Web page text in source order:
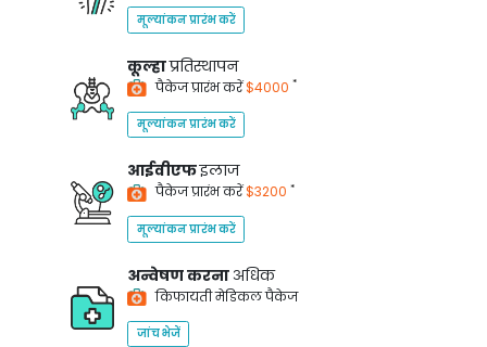
मूल्यांकन प्रारंभ करें
कूल्हाप्रतिस्थापन
पैकेज प्रारंभ करें$4000 *
मूल्यांकन प्रारंभ करें
आईवीएफइलाज
पैकेज प्रारंभ करें$3200 *
मूल्यांकन प्रारंभ करें
अन्वेषण करना अधिक
किफायती मेडिकल पैकेज
जांच भेजें